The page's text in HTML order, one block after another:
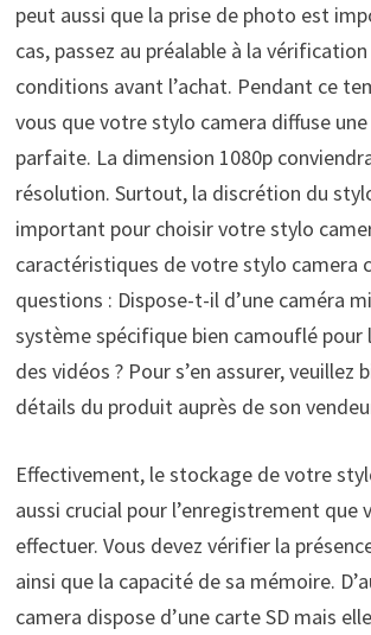
peut aussi que la prise de photo est
cas, passez au préalable à la
conditions avant l’achat. Pendant ce
vous que votre stylo camera diffuse
parfaite. La dimension 1080p
résolution. Surtout, la discrétion du
important pour choisir votre stylo
caractéristiques de votre stylo camera
questions : Dispose-t-il d’une caméra
système spécifique bien camouflé pour
des vidéos ? Pour s’en assurer, veuillez
détails du produit auprès de son
Effectivement, le stockage de votre
aussi crucial pour l’enregistrement que
effectuer. Vous devez vérifier la
ainsi que la capacité de sa mémoire.
camera dispose d’une carte SD mais